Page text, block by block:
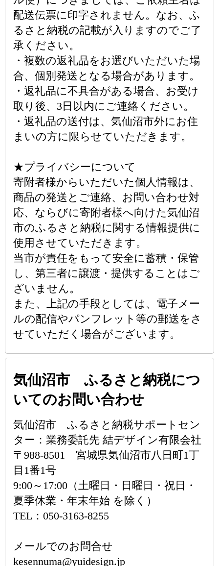
配送伝票に印字されません。なお、ふ
るさと納税の記載が入りますのでご了
承ください。
・複数の返礼品をお選びいただいた場
合、個別発送となる場合があります。
・返礼品に不具合がある場合、お受け
取り後、3日以内にご連絡ください。
・返礼品の送付は、気仙沼市外にお住
まいの方に限らせていただきます。
★プライバシーについて
寄附者様からいただいた個人情報は、
商品の発送とご連絡、お問い合わせ対
応、ならびに寄附者様へ向けた気仙沼
市のふるさと納税に関する情報提供に
使用させていただきます。
当市が責任をもって安全に蓄積・保管
し、第三者に譲渡・提供することはご
ざいません。
また、上記の手段としては、電子メー
ルの配信やパンフレット等の郵送をさ
せていただく場合がございます。
気仙沼市 ふるさと納税につ
いてのお問い合わせ
気仙沼市 ふるさと納税サポートセン
ター：業務委託先 結デザイン有限会社
〒988-8501 宮城県気仙沼市八日町1丁
目1番1号
9:00～17:00（土曜日・日曜日・祝日・
夏季休業・年末年始 を除く）
TEL：050-3163-8255
メールでのお問合せ
kesennuma@yuidesign.jp